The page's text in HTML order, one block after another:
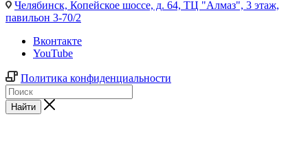
Челябинск, Копейское шоссе, д. 64, ТЦ "Алмаз", 3 этаж,
павильон 3-70/2
Вконтакте
YouTube
Политика конфиденциальности
Найти